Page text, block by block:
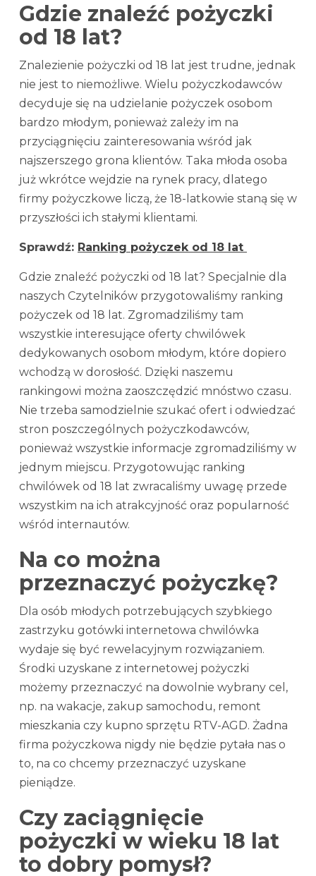
Gdzie znaleźć pożyczki
od 18 lat?
Znalezienie pożyczki od 18 lat jest trudne, jednak
nie jest to niemożliwe. Wielu pożyczkodawców
decyduje się na udzielanie pożyczek osobom
bardzo młodym, ponieważ zależy im na
przyciągnięciu zainteresowania wśród jak
najszerszego grona klientów. Taka młoda osoba
już wkrótce wejdzie na rynek pracy, dlatego
firmy pożyczkowe liczą, że 18-latkowie staną się w
przyszłości ich stałymi klientami.
Sprawdź: Ranking pożyczek od 18 lat
Gdzie znaleźć pożyczki od 18 lat? Specjalnie dla
naszych Czytelników przygotowaliśmy ranking
pożyczek od 18 lat. Zgromadziliśmy tam
wszystkie interesujące oferty chwilówek
dedykowanych osobom młodym, które dopiero
wchodzą w dorosłość. Dzięki naszemu
rankingowi można zaoszczędzić mnóstwo czasu.
Nie trzeba samodzielnie szukać ofert i odwiedzać
stron poszczególnych pożyczkodawców,
ponieważ wszystkie informacje zgromadziliśmy w
jednym miejscu. Przygotowując ranking
chwilówek od 18 lat zwracaliśmy uwagę przede
wszystkim na ich atrakcyjność oraz popularność
wśród internautów.
Na co można
przeznaczyć pożyczkę?
Dla osób młodych potrzebujących szybkiego
zastrzyku gotówki internetowa chwilówka
wydaje się być rewelacyjnym rozwiązaniem.
Środki uzyskane z internetowej pożyczki
możemy przeznaczyć na dowolnie wybrany cel,
np. na wakacje, zakup samochodu, remont
mieszkania czy kupno sprzętu RTV-AGD. Żadna
firma pożyczkowa nigdy nie będzie pytała nas o
to, na co chcemy przeznaczyć uzyskane
pieniądze.
Czy zaciągnięcie
pożyczki w wieku 18 lat
to dobry pomysł?